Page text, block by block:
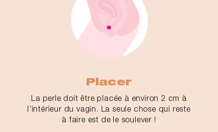
Placer
La perle doit être placée à environ 2 cm à
l’intérieur du vagin. La seule chose qui reste
à faire est de le soulever !